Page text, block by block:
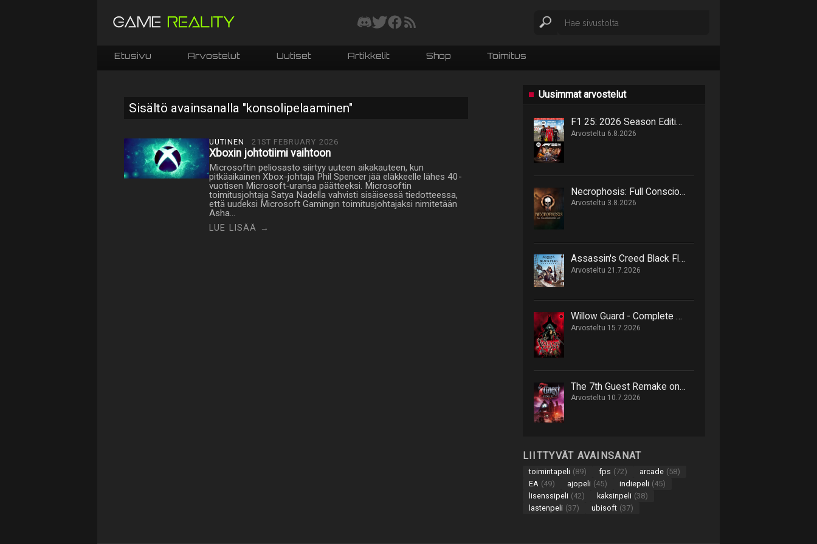
Etusivu Arvostelut Uutiset Artikkelit Shop Toimitus
Sisältö avainsanalla "konsolipelaaminen"
UUTINEN 21ST FEBRUARY 2026
Xboxin johtotiimi vaihtoon
Microsoftin peliosasto siirtyy uuteen aikakauteen, kun
pitkäaikainen Xbox-johtaja Phil Spencer jää eläkkeelle lähes 40-
vuotisen Microsoft-uransa päätteeksi. Microsoftin
toimitusjohtaja Satya Nadella vahvisti sisäisessä tiedotteessa,
että uudeksi Microsoft Gamingin toimitusjohtajaksi nimitetään
Asha…
LUE LISÄÄ →
Uusimmat arvostelut
F1 25: 2026 Season Edition niputtaa uutta ja vanhaa samaan pakettiin
Arvosteltu 6.8.2026
Necrophosis: Full Consciousness tarjoilee lovecraftimaisen matkan painajaisnäkymiin
Arvosteltu 3.8.2026
Assassin's Creed Black Flag Resynced marssittaa epäilijät lankulta
Arvosteltu 21.7.2026
Willow Guard - Complete Edition on hack 'n' slash -retki eläinten valtakuntaan
Arvosteltu 15.7.2026
The 7th Guest Remake on onnistunut uusinta 90-luvun seikkailusta
Arvosteltu 10.7.2026
LIITTYVÄT AVAINSANAT
toimintapeli (89) fps (72) arcade (58)
EA (49) ajopeli (45) indiepeli (45)
lisenssipeli (42) kaksinpeli (38)
lastenpeli (37) ubisoft (37)